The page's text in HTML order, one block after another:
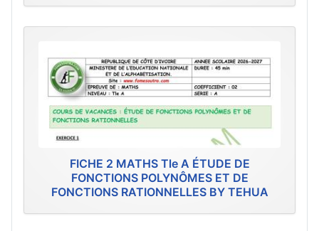
FICHE 2 MATHS Tle A ÉTUDE DE
FONCTIONS POLYNÔMES ET DE
FONCTIONS RATIONNELLES BY TEHUA